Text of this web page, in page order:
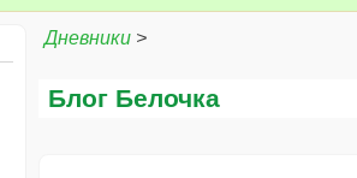
Дневники >
Блог Белочка